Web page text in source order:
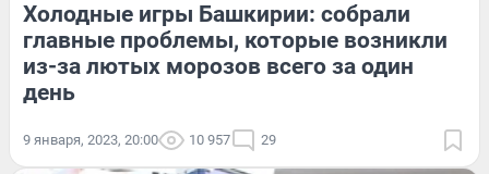
Холодные игры Башкирии: собрали
главные проблемы, которые возникли
из-за лютых морозов всего за один
день
9 января, 2023, 20:00 10 957 29